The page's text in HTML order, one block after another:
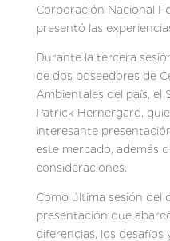
Corporación Nacional
presentó las
Durante la tercera
de dos poseedores de
Ambientales del país, el
Patrick Hernergard,
interesante
este mercado, además
consideraciones.
Como última sesión del
presentación que
diferencias, los